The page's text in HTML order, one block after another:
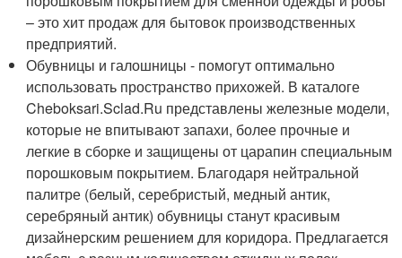
– это хит продаж для бытовок производственных
предприятий.
Обувницы и галошницы - помогут оптимально
использовать пространство прихожей. В каталоге
Cheboksari.Sclad.Ru представлены железные модели,
которые не впитывают запахи, более прочные и
легкие в сборке и защищены от царапин специальным
порошковым покрытием. Благодаря нейтральной
палитре (белый, серебристый, медный антик,
серебряный антик) обувницы станут красивым
дизайнерским решением для коридора. Предлагается